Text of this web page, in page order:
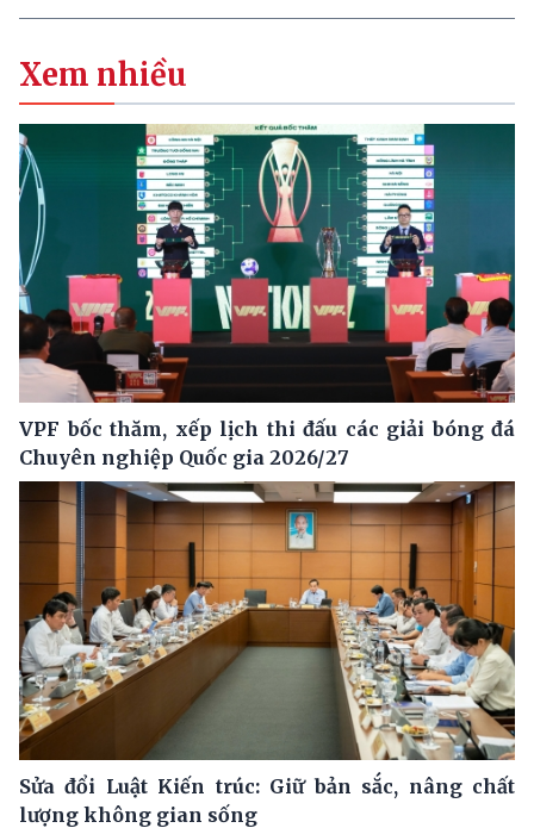
Xem nhiều
VPF bốc thăm, xếp lịch thi đấu các giải bóng đá
Chuyên nghiệp Quốc gia 2026/27
Sửa đổi Luật Kiến trúc: Giữ bản sắc, nâng chất
lượng không gian sống